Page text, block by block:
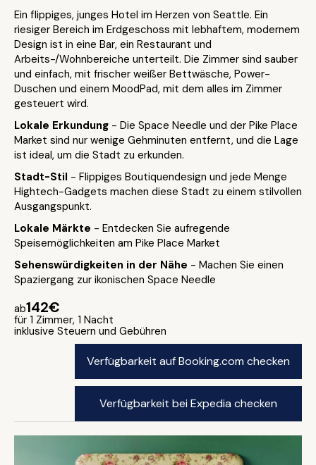
Ein flippiges, junges Hotel im Herzen von Seattle. Ein
riesiger Bereich im Erdgeschoss mit lebhaftem, modernem
Design ist in eine Bar, ein Restaurant und
Arbeits-/Wohnbereiche unterteilt. Die Zimmer sind sauber
und einfach, mit frischer weißer Bettwäsche, Power-
Duschen und einem MoodPad, mit dem alles im Zimmer
gesteuert wird.
Lokale Erkundung - Die Space Needle und der Pike Place
Market sind nur wenige Gehminuten entfernt, und die Lage
ist ideal, um die Stadt zu erkunden.
Stadt-Stil - Flippiges Boutiquendesign und jede Menge
Hightech-Gadgets machen diese Stadt zu einem stilvollen
Ausgangspunkt.
Lokale Märkte - Entdecken Sie aufregende
Speisemöglichkeiten am Pike Place Market
Sehenswürdigkeiten in der Nähe - Machen Sie einen
Spaziergang zur ikonischen Space Needle
ab142€
für 1 Zimmer, 1 Nacht
inklusive Steuern und Gebühren
Verfügbarkeit auf Booking.com checken
Verfügbarkeit bei Expedia checken